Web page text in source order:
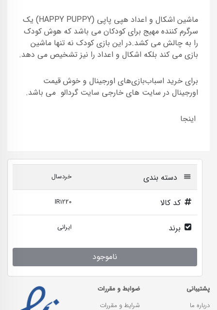
ماشین اشکال و اعداد هپی پاپی (HAPPY PUPPY) یک
سرگرم کننده مهیج برای کودکان می باشد که هوش کودک
را به چالش می کشد.در این بازی کودک نه تنها ماشین
بازی می کند بلکه اشکال و اعداد را نیز تشخیص می دهد.
برای خرید اسباب‌بازی‌های اورجینال و خوش قیمت
اورجینال در سایت های خارجی سایت گردالو می باشد.
اینجا
دسته بندی خردسال
کد کالا IR1220
برند ایرانی
ناموجود
پشتیبانی
درباره ما
ضوابط و مقررات
شرایط و مقررات